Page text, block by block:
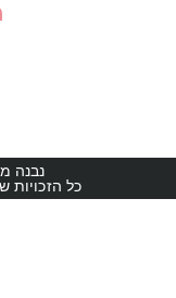
נבנה
כל הזכויות